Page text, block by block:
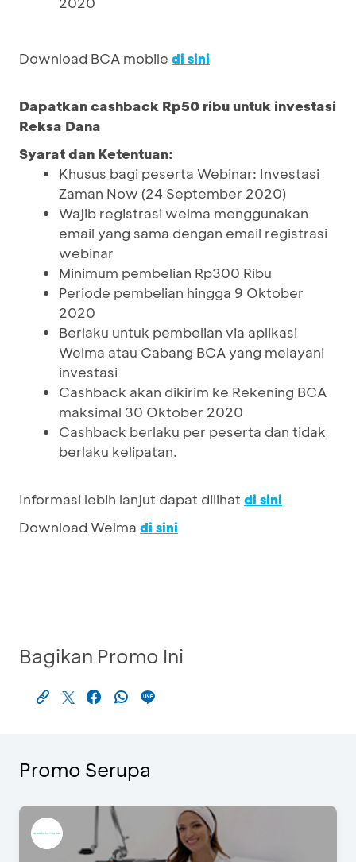
Download BCA mobile di sini
Dapatkan cashback Rp50 ribu untuk investasi
Reksa Dana
Syarat dan Ketentuan:
Khusus bagi peserta Webinar: Investasi
Zaman Now (24 September 2020)
Wajib registrasi welma menggunakan
email yang sama dengan email registrasi
webinar
Minimum pembelian Rp300 Ribu
Periode pembelian hingga 9 Oktober
2020
Berlaku untuk pembelian via aplikasi
Welma atau Cabang BCA yang melayani
investasi
Cashback akan dikirim ke Rekening BCA
maksimal 30 Oktober 2020
Cashback berlaku per peserta dan tidak
berlaku kelipatan.
Informasi lebih lanjut dapat dilihat di sini
Download Welma di sini
Bagikan Promo Ini
Promo Serupa